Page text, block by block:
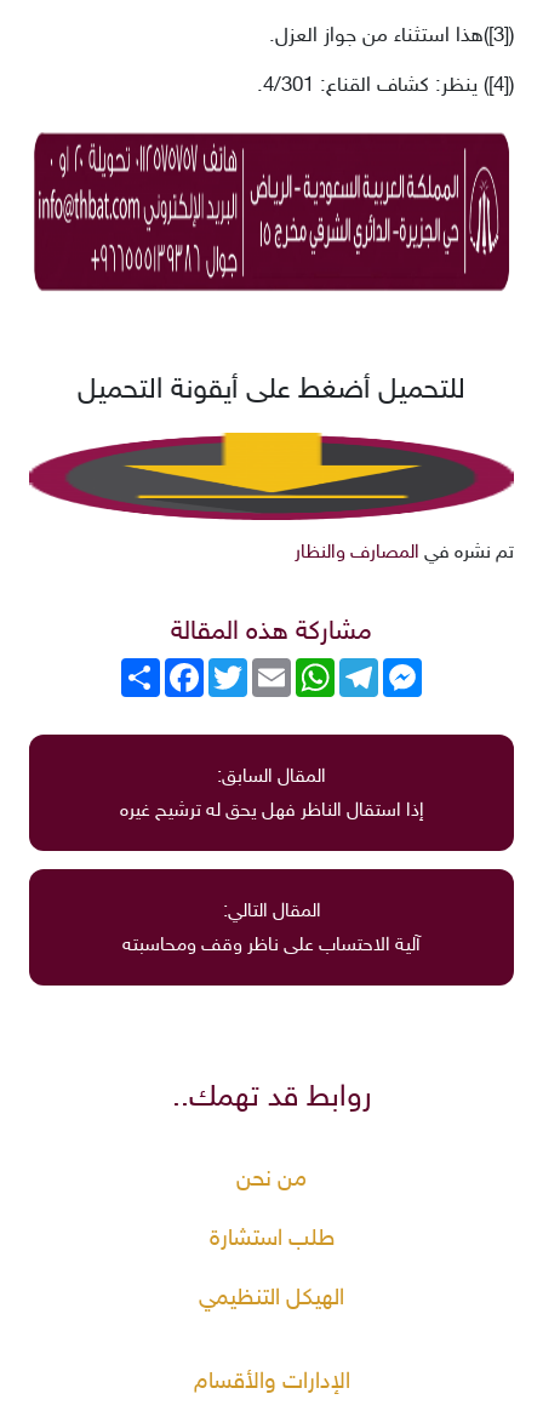
([3]) هذا استثناء من جواز العزل.
([4]) ينظر: كشاف القناع: 4/301.
للتحميل أضغط على أيقونة التحميل
تم نشره في المصارف والنظار
مشاركة هذه المقالة
انشر
FacebookTwitterEmail
WhatsAppTelegram
Messenger
المقال السابق:
إذا استقال الناظر فهل يحق له ترشيح غيره
المقال التالي:
آلية الاحتساب على ناظر وقف ومحاسبته
روابط قد تهمك..
من نحن
طلب استشارة
الهيكل التنظيمي
الإدارات والأقسام